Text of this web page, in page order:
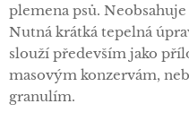
plemena psů.
Nutná krátká tepelná
slouží především jako
masovým konzervám,
granulím.